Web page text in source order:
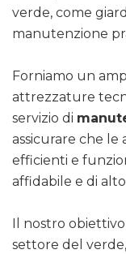
verde, come
manutenzione
Forniamo un
attrezzature
servizio di
assicurare che
efficienti e
affidabile e di
Il nostro obiettivo
settore del